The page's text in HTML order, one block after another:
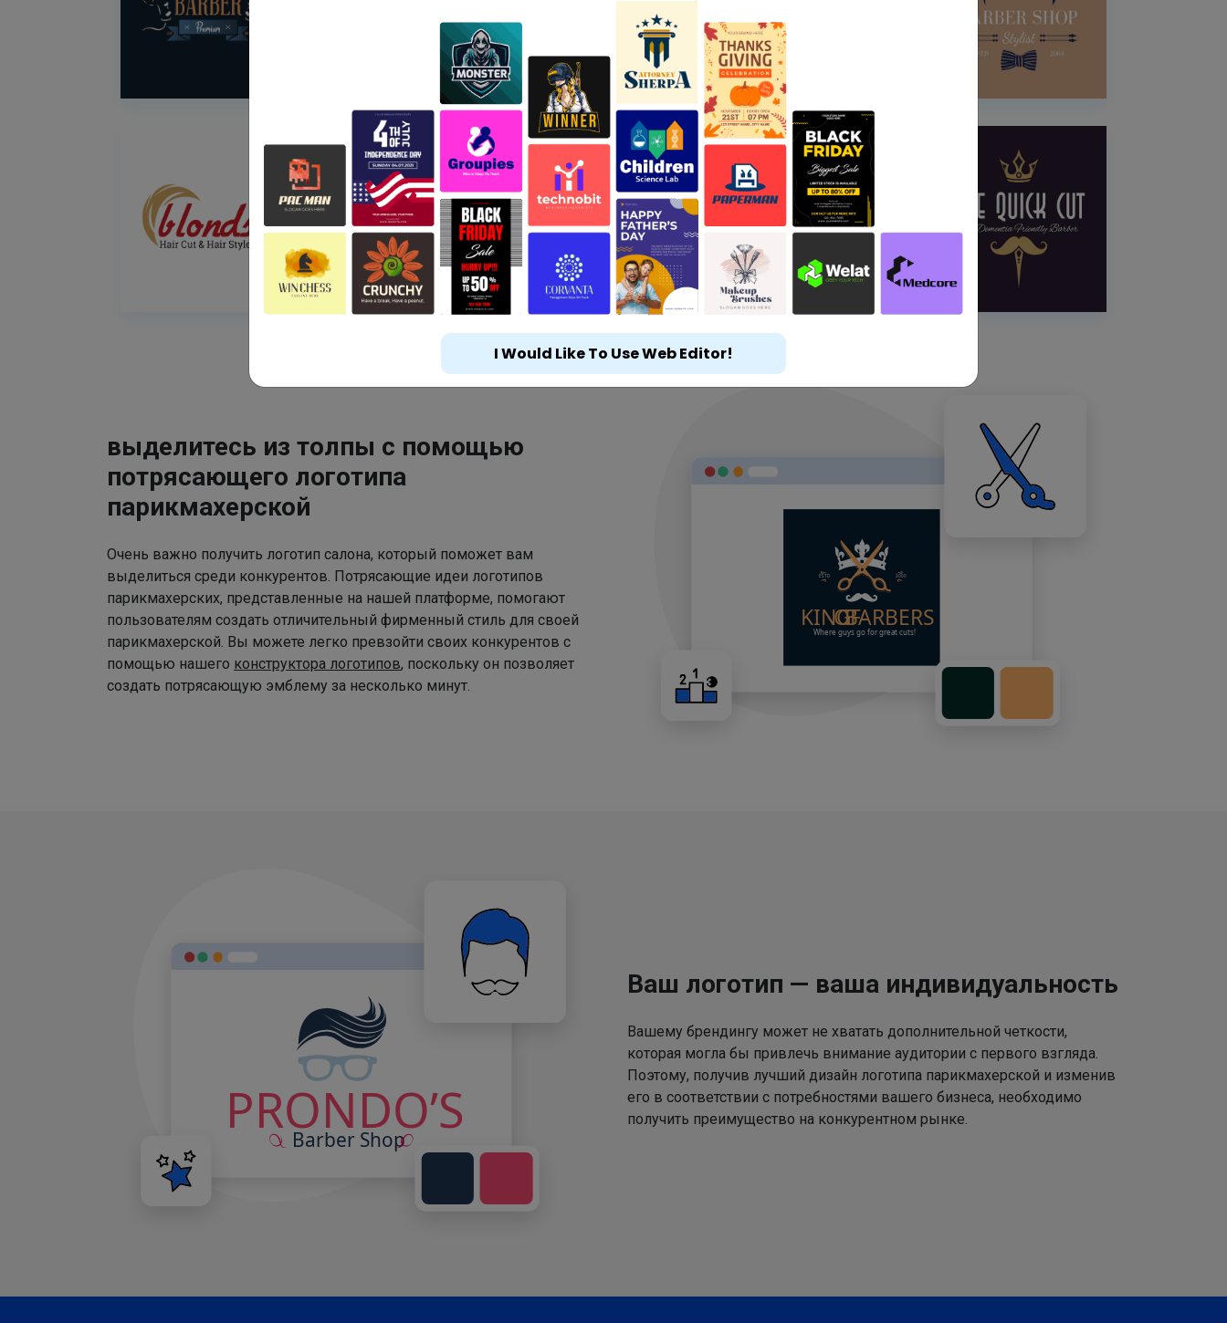
выделитесь из толпы с помощью
потрясающего логотипа
парикмахерской
Очень важно получить логотип салона, который поможет вам
выделиться среди конкурентов. Потрясающие идеи логотипов
парикмахерских, представленные на нашей платформе, помогают
пользователям создать отличительный фирменный стиль для своей
парикмахерской. Вы можете легко превзойти своих конкурентов с
помощью нашего конструктора логотипов, поскольку он позволяет
создать потрясающую эмблему за несколько минут.
Ваш логотип — ваша индивидуальность
Вашему брендингу может не хватать дополнительной четкости,
которая могла бы привлечь внимание аудитории с первого взгляда.
Поэтому, получив лучший дизайн логотипа парикмахерской и изменив
его в соответствии с потребностями вашего бизнеса, необходимо
получить преимущество на конкурентном рынке.
I Would Like To Use Web Editor!